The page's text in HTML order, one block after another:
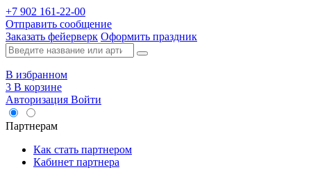
+7 902 161-22-00
Отправить сообщение
Заказать фейерверк Оформить праздник
В избранном
3 В корзине
Авторизация Войти
Партнерам
Как стать партнером
Кабинет партнера